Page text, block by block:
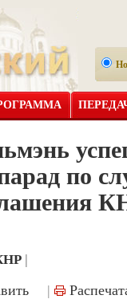
по
|
|